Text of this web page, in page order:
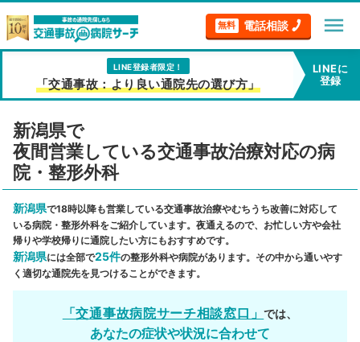
無料 電話相談 menu
LINE登録者限定！
「交通事故：より良い通院先の選び方」
LINEに
登録
新潟県で
夜間営業している交通事故治療対応の病
院・整形外科
新潟県で18時以降も営業している交通事故治療やむちうち改善に対応して
いる病院・整形外科をご紹介しています。夜通えるので、お忙しい方や会社
帰りや学校帰りに通院したい方にもおすすめです。
新潟県には全部で25件の整形外科や病院があります。その中から通いやす
く適切な通院先を見つけることができます。
「交通事故病院サーチ相談窓口」では、
あなたの症状や状況に合わせて